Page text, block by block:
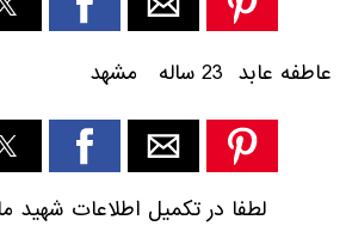
عاطفه عابد 23 ساله مشهد
لطفا در تکمیل اطلاعات شهید